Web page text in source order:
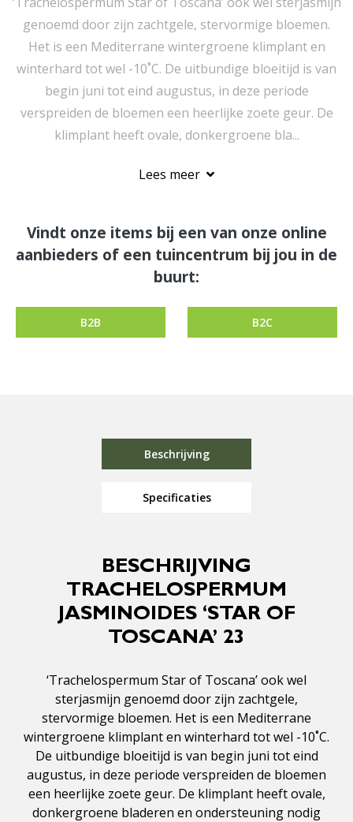
genoemd door zijn zachtgele, stervormige bloemen.
Het is een Mediterrane wintergroene klimplant en
winterhard tot wel -10˚C. De uitbundige bloeitijd is van
begin juni tot eind augustus, in deze periode
verspreiden de bloemen een heerlijke zoete geur. De
klimplant heeft ovale, donkergroene bla...
Lees meer
Vindt onze items bij een van onze online
aanbieders of een tuincentrum bij jou in de
buurt:
B2B B2C
Beschrijving
Specificaties
BESCHRIJVING
TRACHELOSPERMUM
JASMINOIDES ‘STAR OF
TOSCANA’ 23
‘Trachelospermum Star of Toscana’ ook wel
sterjasmijn genoemd door zijn zachtgele,
stervormige bloemen. Het is een Mediterrane
wintergroene klimplant en winterhard tot wel -10˚C.
De uitbundige bloeitijd is van begin juni tot eind
augustus, in deze periode verspreiden de bloemen
een heerlijke zoete geur. De klimplant heeft ovale,
donkergroene bladeren en ondersteuning nodig